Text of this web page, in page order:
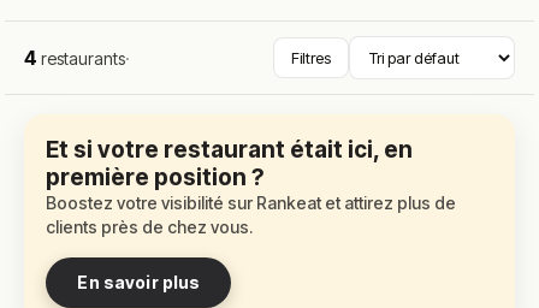
4 restaurants· Filtres
Et si votre restaurant était ici, en
première position ?
Boostez votre visibilité sur Rankeat et attirez plus de
clients près de chez vous.
En savoir plus